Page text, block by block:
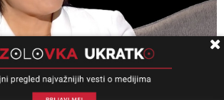
RTS kupio pet automobila za 200.000